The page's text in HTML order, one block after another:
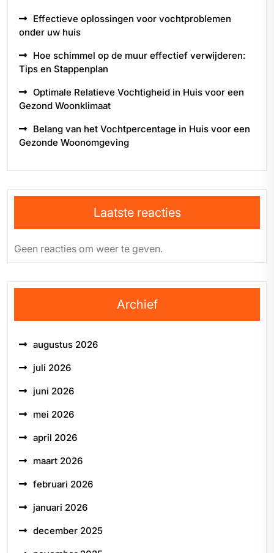
Effectieve oplossingen voor vochtproblemen
onder uw huis
Hoe schimmel op de muur effectief verwijderen:
Tips en Stappenplan
Optimale Relatieve Vochtigheid in Huis voor een
Gezond Woonklimaat
Belang van het Vochtpercentage in Huis voor een
Gezonde Woonomgeving
Laatste reacties
Geen reacties om weer te geven.
Archief
augustus 2026
juli 2026
juni 2026
mei 2026
april 2026
maart 2026
februari 2026
januari 2026
december 2025